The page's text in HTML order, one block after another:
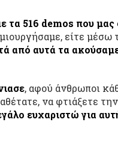
τα 516 demos που μας
είτε μέσω
από αυτά τα
, αφού άνθρωποι
να φτιάξετε
ευχαριστώ για